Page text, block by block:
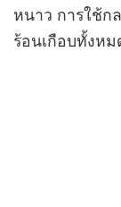
หนาว การใช้ก
ร้อนเกือบทั้งหม